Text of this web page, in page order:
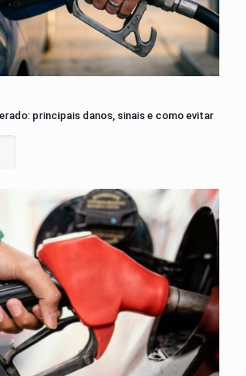
principais danos, sinais e como evitar